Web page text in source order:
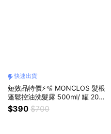
快速出貨
短效品特價⚡🫧 MONCLOS 髮根
蓬鬆控油洗髮露 500ml/ 罐 202
6.09【快速出貨】
$390 $700